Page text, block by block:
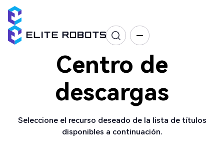
Centro de
descargas
Seleccione el recurso deseado de la lista de títulos
disponibles a continuación.